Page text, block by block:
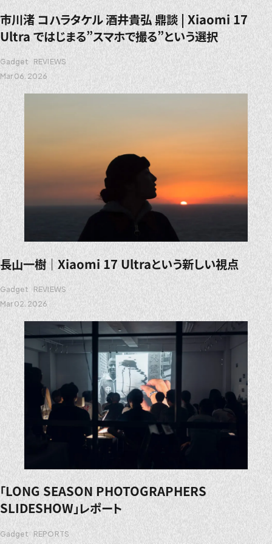
市川渚 コハラタケル 酒井貴弘 鼎談 | Xiaomi 17
Ultra ではじまる”スマホで撮る”という選択
Gadget
REVIEWS
Mar 06. 2026
長山一樹｜Xiaomi 17 Ultraという新しい視点
Gadget
REVIEWS
Mar 02. 2026
「LONG SEASON PHOTOGRAPHERS
SLIDESHOW」レポート
Gadget REPORTS